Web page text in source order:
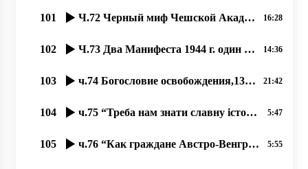
101 Ч.72 Черный миф Чешской Академии о языке русинском, как украинском 16:28
102 Ч.73 Два Манифеста 1944 г. один русинский, один от коммунистов 14:36
103 ч.74 Богословие освобождения,13.08.2020, проф. Димитрий Сидор 21:42
104 ч.75 “Треба нам знати славну історію русинов“, 26.08.2020, проф. Димитрий Сидор 5:47
105 ч.76 “Как граждане Австро-Венгрии в Киеве провозглашали УНР“, 27.08.2020, проф. Димитрий Сидор 5:55